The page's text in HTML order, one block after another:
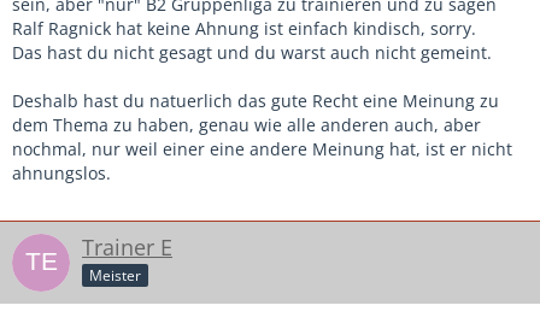
Ralf Ragnick hat keine Ahnung ist einfach kindisch, sorry.
Das hast du nicht gesagt und du warst auch nicht gemeint.
Deshalb hast du natuerlich das gute Recht eine Meinung zu
dem Thema zu haben, genau wie alle anderen auch, aber
nochmal, nur weil einer eine andere Meinung hat, ist er nicht
ahnungslos.
Trainer E
Meister